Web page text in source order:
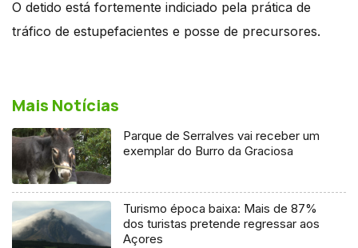
O detido está fortemente indiciado pela prática de
tráfico de estupefacientes e posse de precursores.
Mais Notícias
Parque de Serralves vai receber um
exemplar do Burro da Graciosa
Turismo época baixa: Mais de 87%
dos turistas pretende regressar aos
Açores